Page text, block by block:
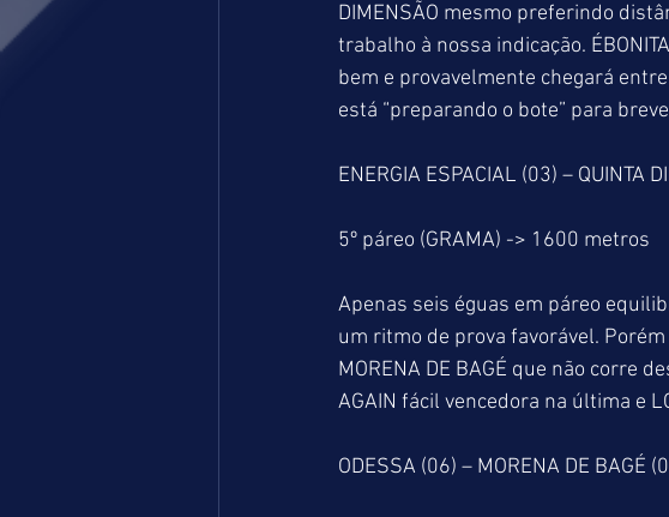
DIMENSÃO mesmo preferindo
trabalho à nossa indicação.
bem e provavelmente chegará
está “preparando o bote” para
ENERGIA ESPACIAL (03) – QUINTA
5º páreo (GRAMA) -> 1600 metros
Apenas seis éguas em páreo
um ritmo de prova favorável.
MORENA DE BAGÉ que não corre
AGAIN fácil vencedora na última e
ODESSA (06) – MORENA DE BAGÉ